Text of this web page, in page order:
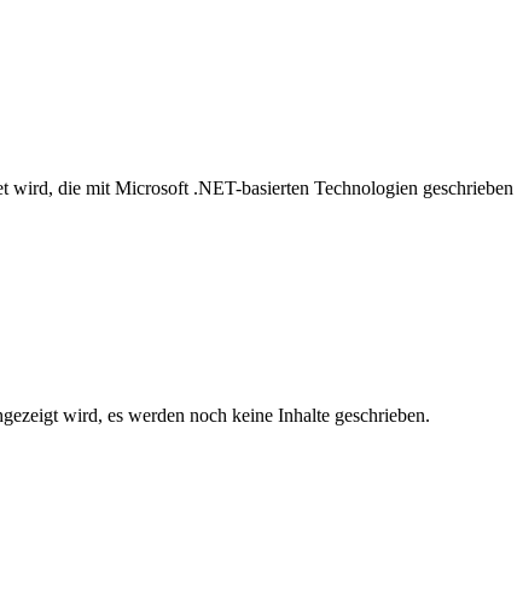
wird, die mit Microsoft .NET-basierten Technologien
wird, es werden noch keine Inhalte geschrieben.